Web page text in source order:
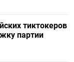
тиктокеров
партии